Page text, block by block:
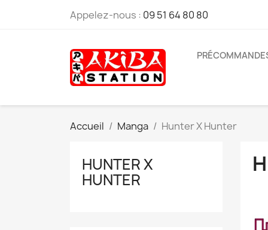
Appelez-nous : 09 51 64 80 80
Accueil Manga Hunter X Hunter
HUNTER X
HUNTER